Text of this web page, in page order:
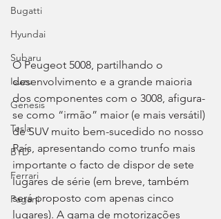
Bugatti
Hyundai
Subaru
Isuzu
Genesis
Tesla
BYD
Ferrari
Pagani
O Peugeot 5008, partilhando o
desenvolvimento e a grande maioria
dos componentes com o 3008, afigura-
se como “irmão” maior (e mais versátil)
de SUV muito bem-sucedido no nosso
País, apresentando como trunfo mais
importante o facto de dispor de sete
lugares de série (em breve, também
será proposto com apenas cinco
lugares). A gama de motorizações